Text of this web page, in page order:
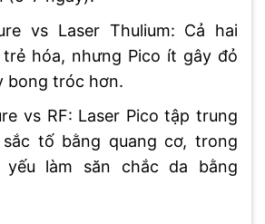
vs Laser Thulium: Cả hai
hóa, nhưng Pico ít gây đỏ
bong tróc hơn.
vs RF: Laser Pico tập trung
tố bằng quang cơ, trong
yếu làm săn chắc da bằng